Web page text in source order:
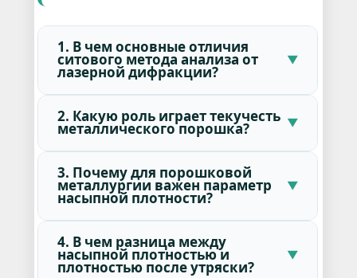
1. В чем основные отличия
ситового метода анализа от
лазерной дифракции?
2. Какую роль играет текучесть
металлического порошка?
3. Почему для порошковой
металлургии важен параметр
насыпной плотности?
4. В чем разница между
насыпной плотностью и
плотностью после утряски?